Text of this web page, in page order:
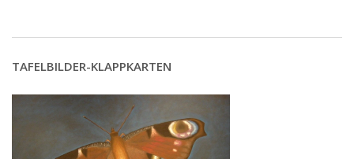
TAFELBILDER-KLAPPKARTEN